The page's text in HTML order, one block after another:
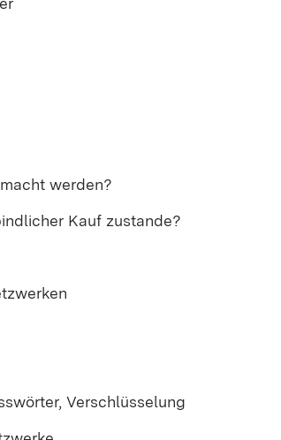
werden?​
Kauf zustande?
Verschlüsselung